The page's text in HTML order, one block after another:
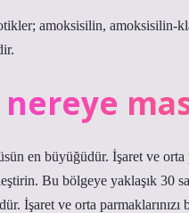
amoksisilin, amoksisilin-
en büyüğüdür. İşaret ve
Bu bölgeye yaklaşık 30
İşaret ve orta